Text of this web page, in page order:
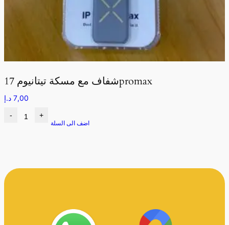
شفاف مع مسكة تيتانيوم 17promax
7,00 د.إ
- +
اضف الى السلة